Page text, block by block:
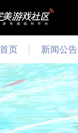
页 新闻公告
最新
新闻
公告